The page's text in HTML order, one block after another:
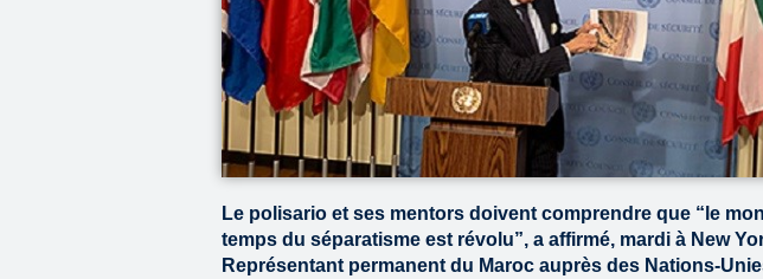
Le polisario et ses mentors doivent comprendre que “le
temps du séparatisme est révolu”, a affirmé, mardi à New
Représentant permanent du Maroc auprès des Nations-